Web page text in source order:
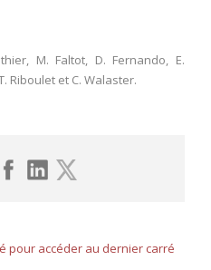
M. Faltot, D. Fernando, E.
Riboulet et C. Walaster.
pour accéder au dernier carré